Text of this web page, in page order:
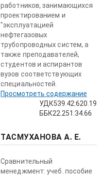
работников, занимающихся
проектированием и
"эксплуатацией
нефтегазовых
трубопроводных систем, а
также преподавателей,
студентов и аспирантов
вузов соответствующих
специальностей.
Просмотреть содержание
УДК539.42:620.19
ББК22.251:34.66
ТАСМУХАНОВА А. Е.
Сравнительный
менеджмент: учеб. пособие